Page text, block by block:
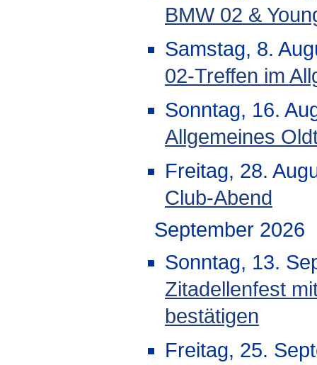
BMW 02 &
Samstag, 8.
02-Treffen im
Sonntag, 16.
Allgemeines
Freitag, 28.
Club-Abend
September 2026
Sonntag, 13.
Zitadellenfest
bestätigen
Freitag, 25.